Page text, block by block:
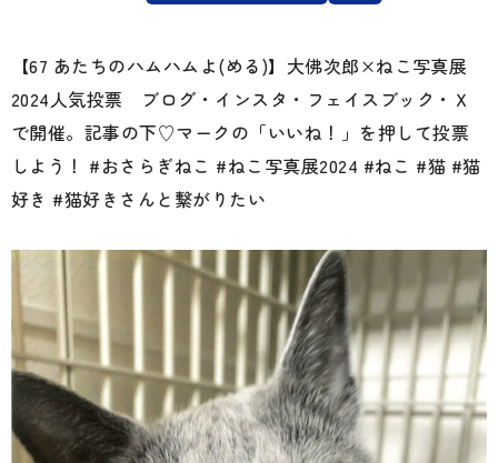
【67 あたちのハムハムよ(める)】大佛次郎×ねこ写真展
2024人気投票 ブログ・インスタ・フェイスブック・Ｘ
で開催。記事の下♡マークの「いいね！」を押して投票
しよう！ #おさらぎねこ #ねこ写真展2024 #ねこ #猫 #猫
好き #猫好きさんと繋がりたい